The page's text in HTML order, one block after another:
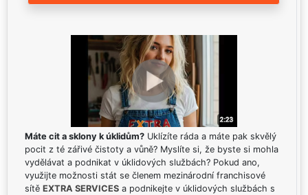
Máte cit a sklony k úklidům? Uklízíte ráda a máte pak skvělý
pocit z té zářivé čistoty a vůně? Myslíte si, že byste si mohla
vydělávat a podnikat v úklidových službách? Pokud ano,
využijte možnosti stát se členem mezinárodní franchisové
sítě EXTRA SERVICES a podnikejte v úklidových službách s